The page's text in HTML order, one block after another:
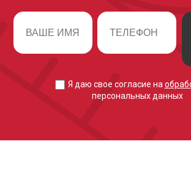
Я даю свое согласие на
персональных данных